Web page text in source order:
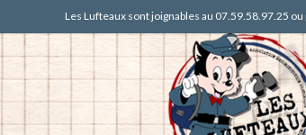
Les Lufteaux sont joignables au 07.59.58.97.25